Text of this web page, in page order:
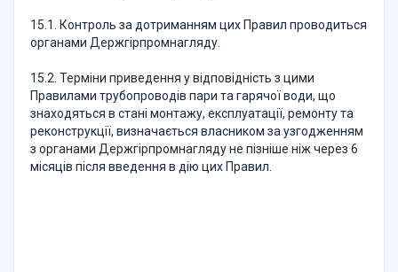
15.1. Контроль за дотриманням цих Правил проводиться
органами Держгірпромнагляду.
15.2. Терміни приведення у відповідність з цими
Правилами трубопроводів пари та гарячої води, що
знаходяться в стані монтажу, експлуатації, ремонту та
реконструкції, визначається власником за узгодженням
з органами Держгірпромнагляду не пізніше ніж через 6
місяців після введення в дію цих Правил.